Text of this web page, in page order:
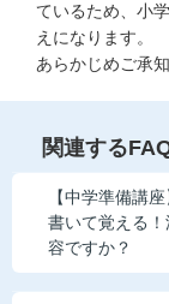
ているため、小
えになります。
あらかじめご承
関連する
【中学準備講
書いて覚える
容ですか？